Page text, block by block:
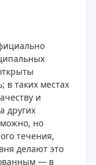
в таких местах
и
других
но
течения,
делают это
— в